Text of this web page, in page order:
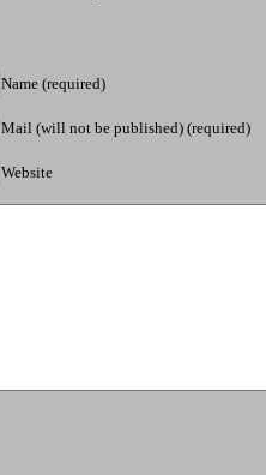
Name (required)
Mail (will not be published) (required)
Website